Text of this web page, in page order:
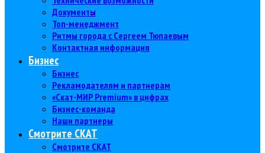
Документы
Топ-менеджмент
Ритмы города с Сергеем Тюпаевым
Контактная информация
Бизнес
Бизнес
Рекламодателям и партнерам
«Скат-МИР Premium» в цифрах
Бизнес-команда
Наши партнеры
Смотрите СКАТ
Смотрите СКАТ